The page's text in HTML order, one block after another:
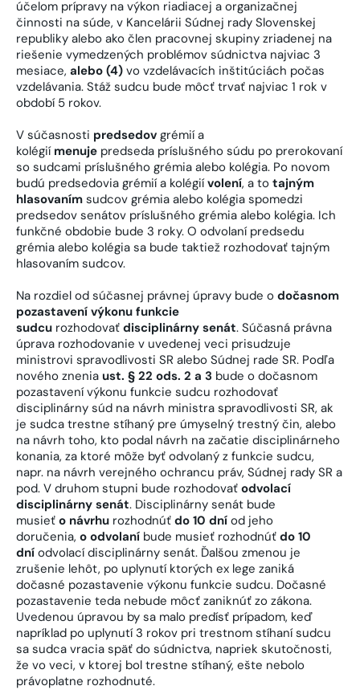
účelom prípravy na výkon riadiacej a organizačnej
činnosti na súde, v Kancelárii Súdnej rady Slovenskej
republiky alebo ako člen pracovnej skupiny zriadenej na
riešenie vymedzených problémov súdnictva najviac 3
mesiace, alebo (4) vo vzdelávacích inštitúciách počas
vzdelávania. Stáž sudcu bude môcť trvať najviac 1 rok v
období 5 rokov.
V súčasnosti predsedov grémií a
kolégií menuje predseda príslušného súdu po prerokovaní
so sudcami príslušného grémia alebo kolégia. Po novom
budú predsedovia grémií a kolégiívolení, a to tajným
hlasovaním sudcov grémia alebo kolégia spomedzi
predsedov senátov príslušného grémia alebo kolégia. Ich
funkčné obdobie bude 3 roky. O odvolaní predsedu
grémia alebo kolégia sa bude taktiež rozhodovať tajným
hlasovaním sudcov.
Na rozdiel od súčasnej právnej úpravy bude o dočasnom
pozastavení výkonu funkcie
sudcu rozhodovať disciplinárny senát. Súčasná právna
úprava rozhodovanie v uvedenej veci prisudzuje
ministrovi spravodlivosti SR alebo Súdnej rade SR. Podľa
nového znenia ust. § 22 ods. 2 a 3 bude o dočasnom
pozastavení výkonu funkcie sudcu rozhodovať
disciplinárny súd na návrh ministra spravodlivosti SR, ak
je sudca trestne stíhaný pre úmyselný trestný čin, alebo
na návrh toho, kto podal návrh na začatie disciplinárneho
konania, za ktoré môže byť odvolaný z funkcie sudcu,
napr. na návrh verejného ochrancu práv, Súdnej rady SR a
pod. V druhom stupni bude rozhodovať odvolací
disciplinárny senát. Disciplinárny senát bude
musieť o návrhu rozhodnúť do 10 dní od jeho
doručenia, o odvolaní bude musieť rozhodnúť do 10
dní odvolací disciplinárny senát. Ďalšou zmenou je
zrušenie lehôt, po uplynutí ktorých ex lege zaniká
dočasné pozastavenie výkonu funkcie sudcu. Dočasné
pozastavenie teda nebude môcť zaniknúť zo zákona.
Uvedenou úpravou by sa malo predísť prípadom, keď
napríklad po uplynutí 3 rokov pri trestnom stíhaní sudcu
sa sudca vracia späť do súdnictva, napriek skutočnosti,
že vo veci, v ktorej bol trestne stíhaný, ešte nebolo
právoplatne rozhodnuté.